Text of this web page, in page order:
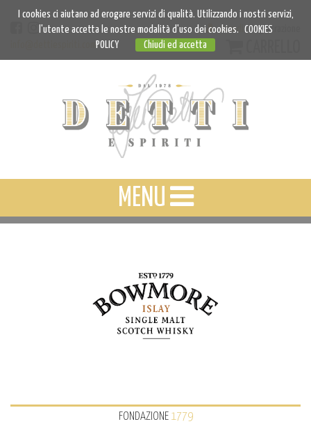
info@dettiespiriti.com
Accedi Registrazione
MENU
FONDAZIONE 1779
I cookies ci aiutano ad erogare servizi di qualità. Utilizzando i nostri servizi,
l'utente accetta le nostre modalità d'uso dei cookies. COOKIES
POLICY
Chiudi ed accetta